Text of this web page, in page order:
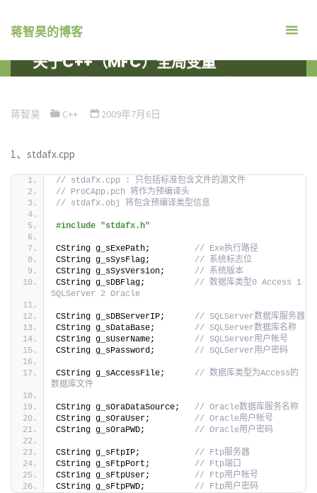
蒋智昊的博客
关于C++（MFC）全局变量
蒋智昊 C++ 2009年7月6日
1、stdafx.cpp
// stdafx.cpp : 只包括标准包含文件的源文件
// ProCApp.pch 将作为预编译头
// stdafx.obj 将包含预编译类型信息
#include "stdafx.h"
CString g_sExePath; // Exe执行路径
CString g_sSysFlag; // 系统标志位
CString g_sSysVersion; // 系统版本
CString g_sDBFlag; // 数据库类型0 Access 1
SQLServer 2 Oracle
CString g_sDBServerIP; // SQLServer数据库服务器
CString g_sDataBase; // SQLServer数据库名称
CString g_sUserName; // SQLServer用户帐号
CString g_sPassword; // SQLServer用户密码
CString g_sAccessFile; // 数据库类型为Access的
数据库文件
CString g_sOraDataSource; // Oracle数据库服务名称
CString g_sOraUser; // Oracle用户帐号
CString g_sOraPWD; // Oracle用户密码
CString g_sFtpIP; // Ftp服务器
CString g_sFtpPort; // Ftp端口
CString g_sFtpUser; // Ftp用户帐号
CString g_sFtpPWD; // Ftp用户密码